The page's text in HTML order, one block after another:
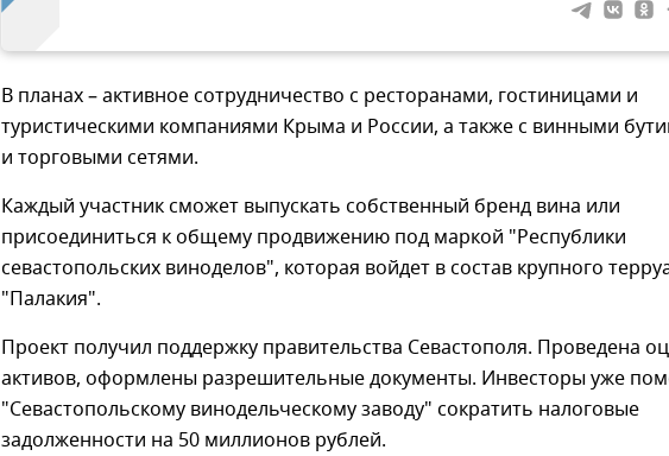
В планах – активное сотрудничество с ресторанами, гостиницами и
туристическими компаниями Крыма и России, а также с винными
и торговыми сетями.
Каждый участник сможет выпускать собственный бренд вина или
присоединиться к общему продвижению под маркой "Республики
севастопольских виноделов", которая войдет в состав крупного
"Палакия".
Проект получил поддержку правительства Севастополя. Проведена
активов, оформлены разрешительные документы. Инвесторы уже
"Севастопольскому винодельческому заводу" сократить налоговые
задолженности на 50 миллионов рублей.